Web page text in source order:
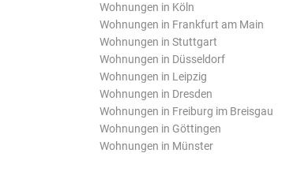
Wohnungen in Köln
Wohnungen in Frankfurt am Main
Wohnungen in Stuttgart
Wohnungen in Düsseldorf
Wohnungen in Leipzig
Wohnungen in Dresden
Wohnungen in Freiburg im Breisgau
Wohnungen in Göttingen
Wohnungen in Münster